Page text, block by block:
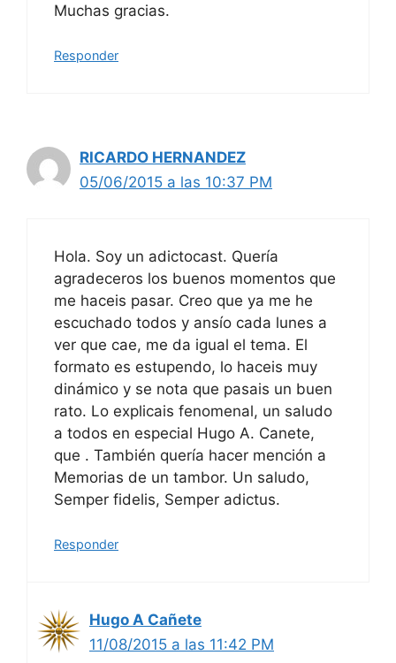
Muchas gracias.
Responder
RICARDO HERNANDEZ
05/06/2015 a las 10:37 PM
Hola. Soy un adictocast. Quería
agradeceros los buenos momentos que
me haceis pasar. Creo que ya me he
escuchado todos y ansío cada lunes a
ver que cae, me da igual el tema. El
formato es estupendo, lo haceis muy
dinámico y se nota que pasais un buen
rato. Lo explicais fenomenal, un saludo
a todos en especial Hugo A. Canete,
que . También quería hacer mención a
Memorias de un tambor. Un saludo,
Semper fidelis, Semper adictus.
Responder
Hugo A Cañete
11/08/2015 a las 11:42 PM